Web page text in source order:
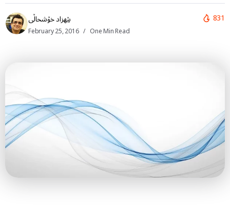
بێهزاد خۆشحاڵی
February 25, 2016 One Min Read
831